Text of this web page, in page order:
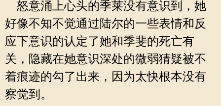
怒意涌上心头的季莱没有意识到，她
好像不知不觉通过陆尔的一些表情和反
应下意识的认定了她和季斐的死亡有
关，隐藏在她意识深处的微弱猜疑被不
着痕迹的勾了出来，因为太快根本没有
察觉到。